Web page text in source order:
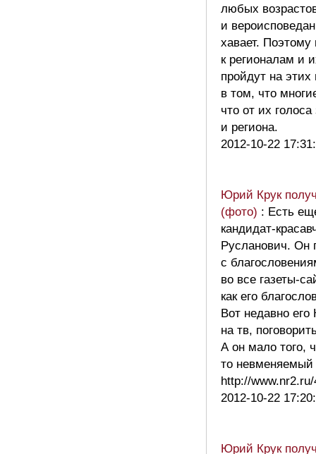
любых
и
хавает.
к регионалам и
пройдут на
в том, что
что от их
и региона.
2012-10-22
Юрий Крук
(фото) : Есть
кандидат-
Русланович. Он
с
во все газеты-
как его
Вот недавно его
на тв,
А он мало того,
то невменяемый
http://
2012-10-22
Юрий Крук